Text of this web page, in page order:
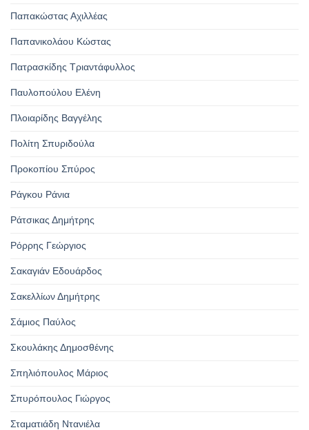
Παπακώστας Αχιλλέας
Παπανικολάου Κώστας
Πατρασκίδης Τριαντάφυλλος
Παυλοπούλου Ελένη
Πλοιαρίδης Βαγγέλης
Πολίτη Σπυριδούλα
Προκοπίου Σπύρος
Ράγκου Ράνια
Ράτσικας Δημήτρης
Ρόρρης Γεώργιος
Σακαγιάν Εδουάρδος
Σακελλίων Δημήτρης
Σάμιος Παύλος
Σκουλάκης Δημοσθένης
Σπηλιόπουλος Μάριος
Σπυρόπουλος Γιώργος
Σταματιάδη Ντανιέλα